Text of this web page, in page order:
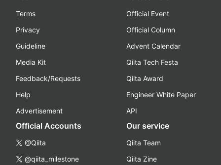
Terms
Privacy
Guideline
Media Kit
Feedback/Requests
Help
Advertisement
Official Event
Official Column
Advent Calendar
Qiita Tech Festa
Qiita Award
Engineer White Paper
API
Official Accounts
@Qiita
@qiita_milestone
Our service
Qiita Team
Qiita Zine